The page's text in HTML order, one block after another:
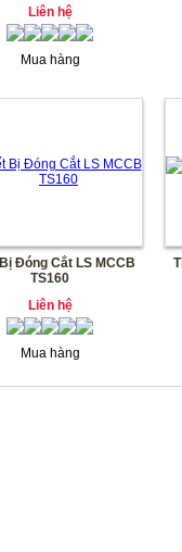
Liên hệ
Mua hàng
Đóng Cắt LS MCCB
TS160
Liên hệ
Mua hàng